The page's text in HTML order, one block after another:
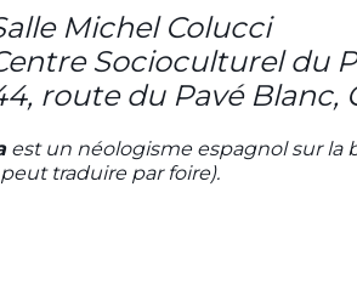
Michel Colucci
Socioculturel du
route du Pavé Blanc,
est un néologisme espagnol sur la
peut traduire par foire).